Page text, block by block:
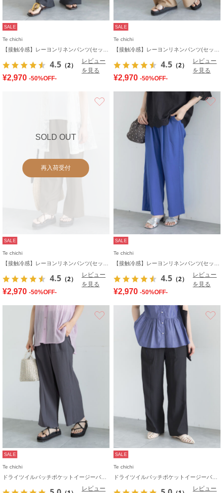
SALE
Te chichi
4.5 （2）
レビュー
を見る
¥2,970 -50%OFF-
SALE
Te chichi
4.5 （2）
レビュー
を見る
¥2,970 -50%OFF-
SOLD OUT
再入荷受付
SALE
Te chichi
4.5 （2）
レビュー
を見る
¥2,970 -50%OFF-
SALE
Te chichi
4.5 （2）
レビュー
を見る
¥2,970 -50%OFF-
お気に入り
SALE
Te chichi
レビュー
SALE
Te chichi
レビュー